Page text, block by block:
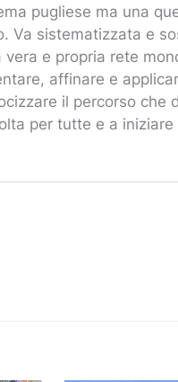
pugliese ma una
Va sistematizzata e
e propria rete
affinare e
il percorso che
per tutte e a